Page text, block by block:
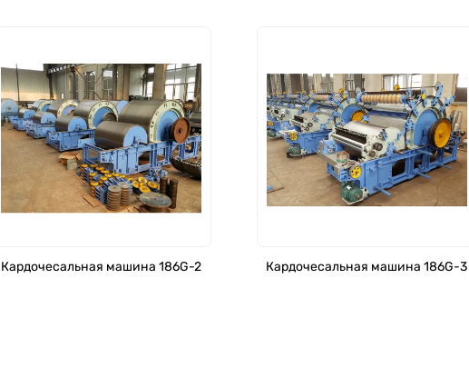
Кардочесальная машина 186G-2 Кардочесальная машина 186G-3